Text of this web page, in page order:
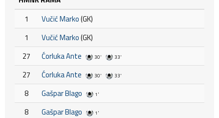
1
Vučić Marko(GK)
1
Vučić Marko(GK)
27
Ćorluka Ante 30' 33'
27 Ćorluka Ante 30' 33'
8 Gašpar Blago 1'
8 Gašpar Blago 1'